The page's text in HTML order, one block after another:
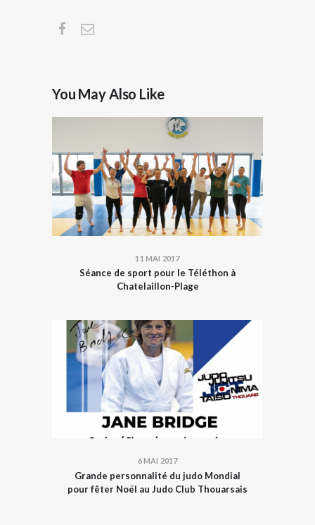
You May Also Like
11 MAI 2017
Séance de sport pour le Téléthon à
Chatelaillon-Plage
6 MAI 2017
Grande personnalité du judo Mondial
pour fêter Noël au Judo Club Thouarsais